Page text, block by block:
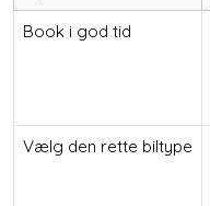
Book i god tid
Vælg den rette biltype